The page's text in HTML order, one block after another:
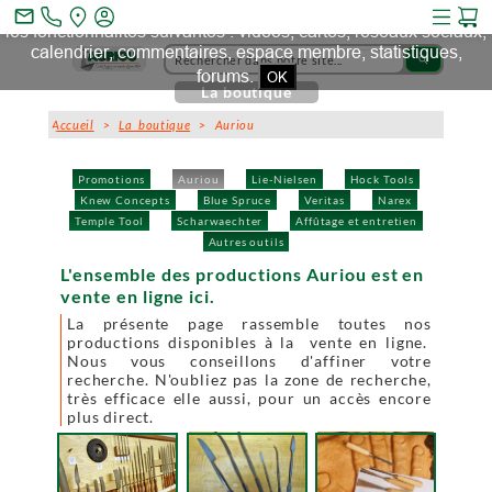
search
Promotions Auriou Lie-Nielsen
Hock Tools
Knew Concepts
Blue Spruce Veritas
Narex
Temple Tool
Scharwaechter
Affûtage et entretien
Autres outils
La boutique
Accueil >La boutique > Auriou
L'ensemble des productions Auriou est en
vente en ligne ici.
La présente page rassemble toutes nos
productions disponibles à la vente en ligne.
Nous vous conseillons d'affiner votre
recherche. N'oubliez pas la zone de recherche,
très efficace elle aussi, pour un accès encore
plus direct.
mail_outline
Ce site et des sites tiers qu'il utilise collectent des cookies pour
les fonctionnalités suivantes : vidéos, cartes, réseaux sociaux,
calendrier, commentaires, espace membre, statistiques,
forums. OK